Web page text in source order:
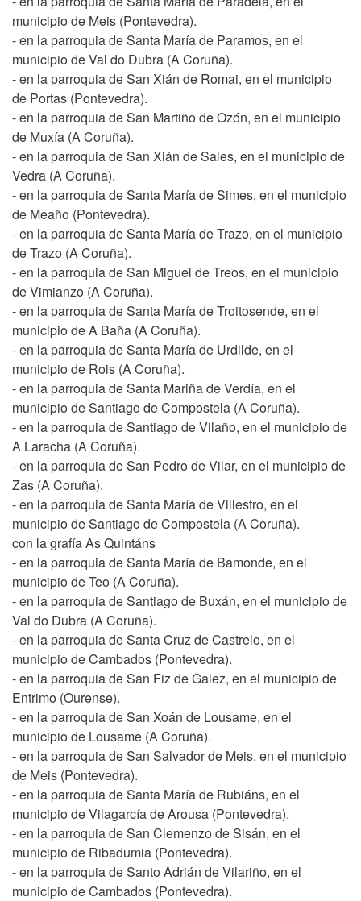
municipio de Meis (Pontevedra).
- en la parroquia de Santa María de Paramos, en el
municipio de Val do Dubra (A Coruña).
- en la parroquia de San Xián de Romai, en el municipio
de Portas (Pontevedra).
- en la parroquia de San Martiño de Ozón, en el municipio
de Muxía (A Coruña).
- en la parroquia de San Xián de Sales, en el municipio de
Vedra (A Coruña).
- en la parroquia de Santa María de Simes, en el municipio
de Meaño (Pontevedra).
- en la parroquia de Santa María de Trazo, en el municipio
de Trazo (A Coruña).
- en la parroquia de San Miguel de Treos, en el municipio
de Vimianzo (A Coruña).
- en la parroquia de Santa María de Troitosende, en el
municipio de A Baña (A Coruña).
- en la parroquia de Santa María de Urdilde, en el
municipio de Rois (A Coruña).
- en la parroquia de Santa Mariña de Verdía, en el
municipio de Santiago de Compostela (A Coruña).
- en la parroquia de Santiago de Vilaño, en el municipio de
A Laracha (A Coruña).
- en la parroquia de San Pedro de Vilar, en el municipio de
Zas (A Coruña).
- en la parroquia de Santa María de Villestro, en el
municipio de Santiago de Compostela (A Coruña).
con la grafía As Quintáns
- en la parroquia de Santa María de Bamonde, en el
municipio de Teo (A Coruña).
- en la parroquia de Santiago de Buxán, en el municipio de
Val do Dubra (A Coruña).
- en la parroquia de Santa Cruz de Castrelo, en el
municipio de Cambados (Pontevedra).
- en la parroquia de San Fiz de Galez, en el municipio de
Entrimo (Ourense).
- en la parroquia de San Xoán de Lousame, en el
municipio de Lousame (A Coruña).
- en la parroquia de San Salvador de Meis, en el municipio
de Meis (Pontevedra).
- en la parroquia de Santa María de Rubiáns, en el
municipio de Vilagarcía de Arousa (Pontevedra).
- en la parroquia de San Clemenzo de Sisán, en el
municipio de Ribadumia (Pontevedra).
- en la parroquia de Santo Adrián de Vilariño, en el
municipio de Cambados (Pontevedra).